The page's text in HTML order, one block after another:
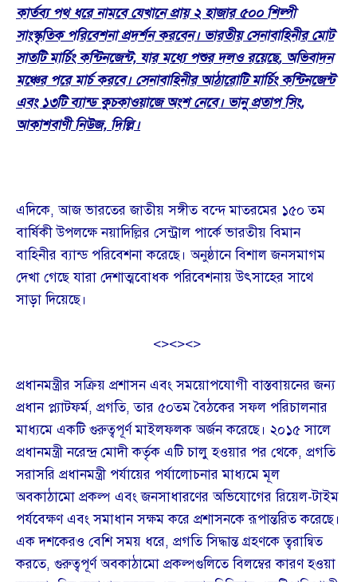
কার্তব্য পথ ধরে নামবে যেখানে প্রায় ২ হাজার ৫০০ শিল্পী
সাংস্কৃতিক পরিবেশনা প্রদর্শন করবেন। ভারতীয় সেনাবাহিনীর মোট
সাতটি মার্চিং কন্টিনজেন্ট, যার মধ্যে পশুর দলও রয়েছে, অভিবাদন
মঞ্চের পরে মার্চ করবে। সেনাবাহিনীর আঠারোটি মার্চিং কন্টিনজেন্ট
এবং ১৩টি ব্যান্ড কুচকাওয়াজে অংশ নেবে। ভানু প্রতাপ সিং,
আকাশবাণী নিউজ, দিল্লি।
এদিকে, আজ ভারতের জাতীয় সঙ্গীত বন্দে মাতরমের ১৫০ তম
বার্ষিকী উপলক্ষে নয়াদিল্লির সেন্ট্রাল পার্কে ভারতীয় বিমান
বাহিনীর ব্যান্ড পরিবেশনা করেছে। অনুষ্ঠানে বিশাল জনসমাগম
দেখা গেছে যারা দেশাত্মবোধক পরিবেশনায় উৎসাহের সাথে
সাড়া দিয়েছে।
<><><>
প্রধানমন্ত্রীর সক্রিয় প্রশাসন এবং সময়োপযোগী বাস্তবায়নের জন্য
প্রধান প্ল্যাটফর্ম, প্রগতি, তার ৫০তম বৈঠকের সফল পরিচালনার
মাধ্যমে একটি গুরুত্বপূর্ণ মাইলফলক অর্জন করেছে। ২০১৫ সালে
প্রধানমন্ত্রী নরেন্দ্র মোদী কর্তৃক এটি চালু হওয়ার পর থেকে, প্রগতি
সরাসরি প্রধানমন্ত্রী পর্যায়ের পর্যালোচনার মাধ্যমে মূল
অবকাঠামো প্রকল্প এবং জনসাধারণের অভিযোগের রিয়েল-টাইম
পর্যবেক্ষণ এবং সমাধান সক্ষম করে প্রশাসনকে রূপান্তরিত করেছে।
এক দশকেরও বেশি সময় ধরে, প্রগতি সিদ্ধান্ত গ্রহণকে ত্বরান্বিত
করতে, গুরুত্বপূর্ণ অবকাঠামো প্রকল্পগুলিতে বিলম্বের কারণ হওয়া